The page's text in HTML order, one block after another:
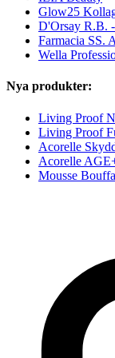
Glow25
D'Orsay R.B.
Farmacia SS.
Wella
Nya produkter:
Living Proof
Living Proof
Acorelle
Acorelle
Mousse